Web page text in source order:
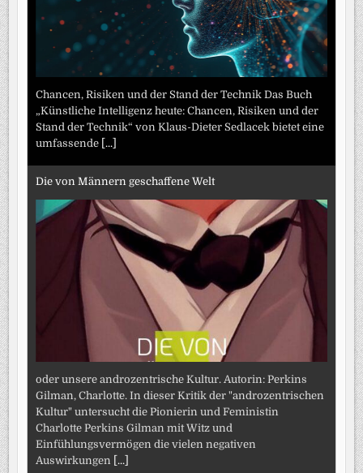
Chancen, Risiken und der Stand der Technik Das Buch
„Künstliche Intelligenz heute: Chancen, Risiken und der
Stand der Technik“ von Klaus-Dieter Sedlacek bietet eine
umfassende [...]
Die von Männern geschaffene Welt
oder unsere androzentrische Kultur. Autorin: Perkins
Gilman, Charlotte. In dieser Kritik der "androzentrischen
Kultur" untersucht die Pionierin und Feministin
Charlotte Perkins Gilman mit Witz und
Einfühlungsvermögen die vielen negativen
Auswirkungen [...]